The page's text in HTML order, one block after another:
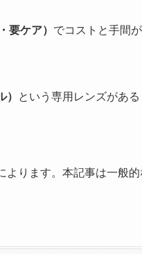
要ケア） でコストと手間
という専用レンズがある
よります。本記事は一般